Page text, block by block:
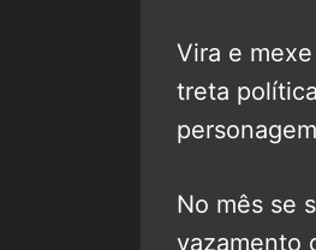
Vira e
treta
No mês se
vazamento